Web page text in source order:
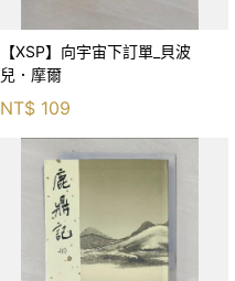
【XSP】向宇宙下訂單_貝波
兒．摩爾
NT$ 109